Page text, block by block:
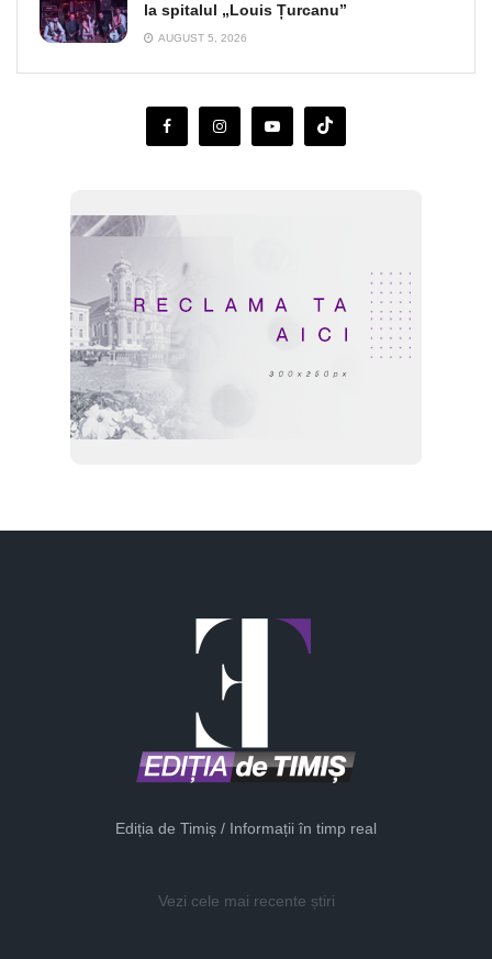
la spitalul „Louis Țurcanu”
AUGUST 5, 2026
Ediția de Timiș / Informații în timp real
Vezi cele mai recente știri